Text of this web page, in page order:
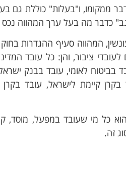
ממקומו, ו"בעלות" כוללת גם
כדבר מה בעל ערך המהווה נכס
נמצאת בסעיף 34כד בחוק העונשין, המהווה
ציבור, והן: כל עובד
בביטוח לאומי, עובד בבנק
קיימת לישראל, עובד
הוא כל מי שעובד במפעל,
זה.
במקרה מאוד מורכב ורגיש.
רבה על הטיפול המסור